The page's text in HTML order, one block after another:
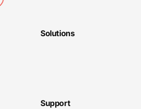
Solutions
Support